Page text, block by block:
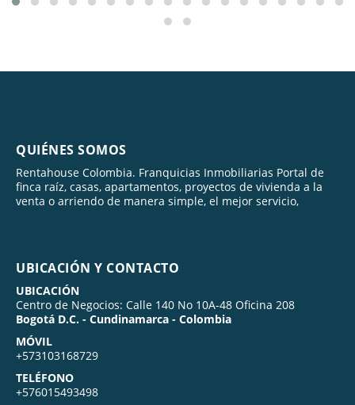
QUIÉNES SOMOS
Rentahouse Colombia. Franquicias Inmobiliarias Portal de
finca raíz, casas, apartamentos, proyectos de vivienda a la
venta o arriendo de manera simple, el mejor servicio,
UBICACIÓN Y CONTACTO
UBICACIÓN
Centro de Negocios: Calle 140 No 10A-48 Oficina 208
Bogotá D.C. - Cundinamarca - Colombia
MÓVIL
+573103168729
TELÉFONO
+576015493498